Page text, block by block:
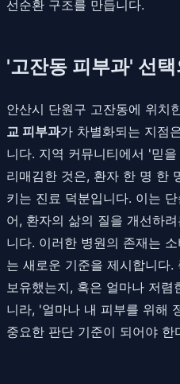
선순환 구조를 만듭니다.
'고잔동 피부과' 선
안산시 단원구 고잔동에 위치
교 피부과가 차별화되는 지점
니다. 지역 커뮤니티에서 '믿
리매김한 것은, 환자 한 명 한
키는 진료 덕분입니다. 이는
어, 환자의 삶의 질을 개선하
니다. 이러한 병원의 존재는
는 새로운 기준을 제시합니다
보유했는지, 혹은 얼마나 저
니라, '얼마나 내 피부를 위해
중요한 판단 기준이 되어야 한